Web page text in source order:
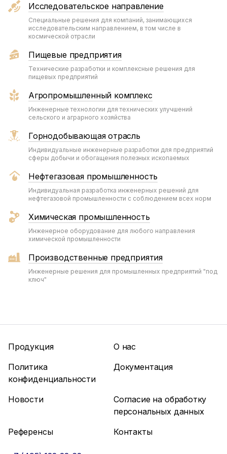
Исследовательское направление
Специальные решения для компаний, занимающихся
исследовательским направлением, в том числе в
космической отрасли
Пищевые предприятия
Технические разработки и комплексные решения для
пищевых предприятий
Агропромышленный комплекс
Инженерные технологии для технических улучшений
сельского и аграрного хозяйства
Горнодобывающая отрасль
Индивидуальные инженерные разработки для предприятий
сферы добычи и обогащения полезных ископаемых
Нефтегазовая промышленность
Индивидуальная разработка инженерных решений для
нефтегазовой промышленности с соблюдением всех норм
Химическая промышленность
Инженерное оборудование для любого направления
химической промышленности
Производственные предприятия
Инженерные решения для промышленных предприятий "под
ключ"
Продукция
О нас
Политика
конфиденциальности
Документация
Новости
Согласие на обработку
персональных данных
Референсы
Контакты